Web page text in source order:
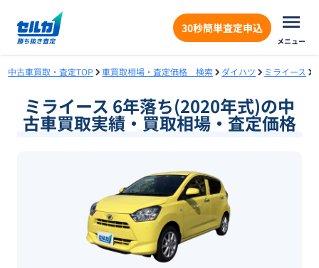
30秒簡単査定申込
メニュー
中古車買取・査定TOP 車買取相場・査定価格 検索 ダイハツ ミライース
ミライース 6年落ち(2020年式)の中
古車買取実績・買取相場・査定価格